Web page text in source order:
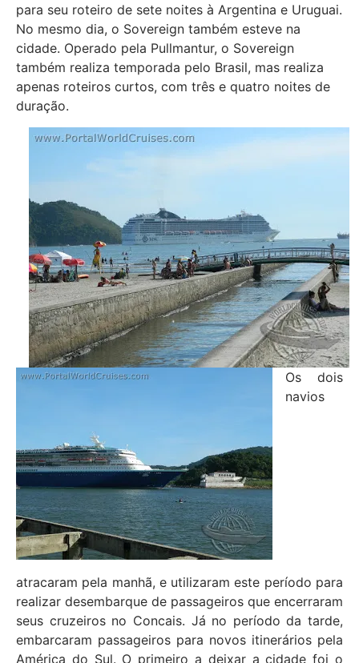
para seu roteiro de sete noites à Argentina e Uruguai.
No mesmo dia, o Sovereign também esteve na
cidade. Operado pela Pullmantur, o Sovereign
também realiza temporada pelo Brasil, mas realiza
apenas roteiros curtos, com três e quatro noites de
duração.
Os dois
navios
atracaram pela manhã, e utilizaram este período para
realizar desembarque de passageiros que encerraram
seus cruzeiros no Concais. Já no período da tarde,
embarcaram passageiros para novos itinerários pela
América do Sul. O primeiro a deixar a cidade foi o